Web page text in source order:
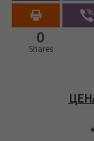
0
Shares